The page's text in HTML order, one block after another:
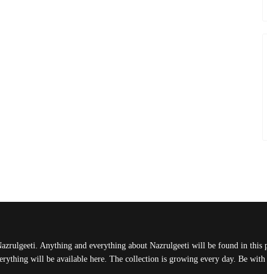
Anything and everything about Nazrulgeeti will be found in
will be available here. The collection is growing every day. Be